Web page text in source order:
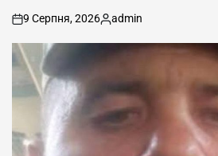
on
9 Серпня, 2026
Опубліковано
admin